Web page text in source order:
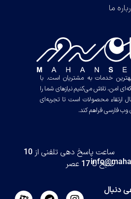
ما
خدمات به مشتریان است. با
امن، تلاش می‌کنیم نیازهای شما را
ارتقاء محصولات است تا تجربه‌ای
وب فارسی فراهم کند.
ساعت پاسخ دهی تلفنی از 10
صبح تا 17 عصر
دنبال